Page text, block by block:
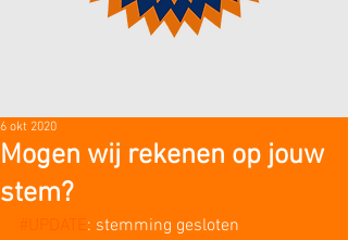
Mogen wij rekenen op jouw
stem?
6 okt 2020
: stemming gesloten